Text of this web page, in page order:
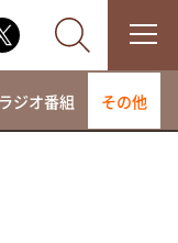
ラジオ番組 その他